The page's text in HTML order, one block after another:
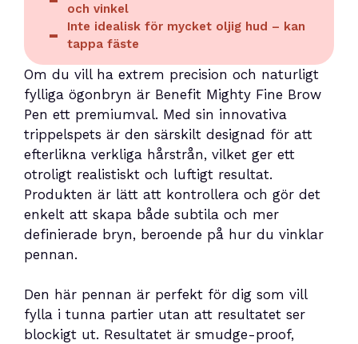
och vinkel
Inte idealisk för mycket oljig hud – kan
tappa fäste
Om du vill ha extrem precision och naturligt
fylliga ögonbryn är Benefit Mighty Fine Brow
Pen ett premiumval. Med sin innovativa
trippelspets är den särskilt designad för att
efterlikna verkliga hårstrån, vilket ger ett
otroligt realistiskt och luftigt resultat.
Produkten är lätt att kontrollera och gör det
enkelt att skapa både subtila och mer
definierade bryn, beroende på hur du vinklar
pennan.
Den här pennan är perfekt för dig som vill
fylla i tunna partier utan att resultatet ser
blockigt ut. Resultatet är smudge-proof,